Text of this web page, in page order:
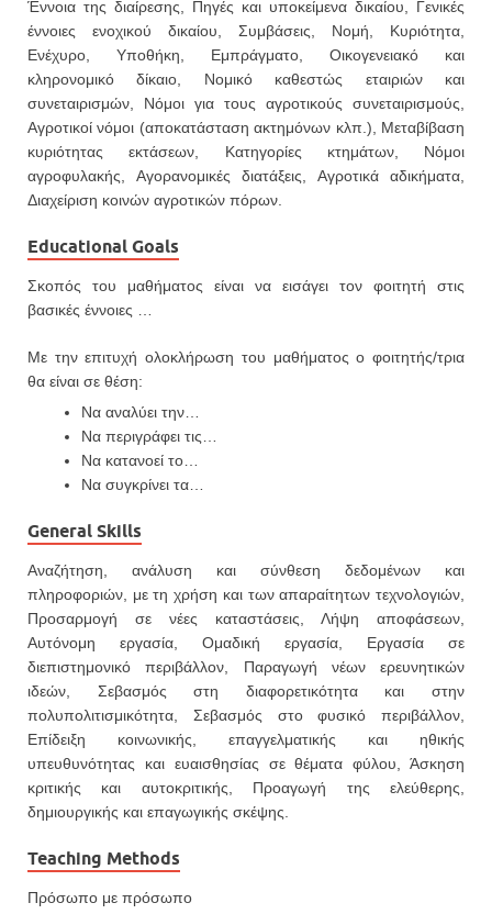
Έννοια της διαίρεσης, Πηγές και υποκείμενα δικαίου, Γενικές
έννοιες ενοχικού δικαίου, Συμβάσεις, Νομή, Κυριότητα,
Ενέχυρο, Υποθήκη, Εμπράγματο, Οικογενειακό και
κληρονομικό δίκαιο, Νομικό καθεστώς εταιριών και
συνεταιρισμών, Νόμοι για τους αγροτικούς συνεταιρισμούς,
Αγροτικοί νόμοι (αποκατάσταση ακτημόνων κλπ.), Μεταβίβαση
κυριότητας εκτάσεων, Κατηγορίες κτημάτων, Νόμοι
αγροφυλακής, Αγορανομικές διατάξεις, Αγροτικά αδικήματα,
Διαχείριση κοινών αγροτικών πόρων.
Educational Goals
Σκοπός του μαθήματος είναι να εισάγει τον φοιτητή στις
βασικές έννοιες …
Με την επιτυχή ολοκλήρωση του μαθήματος ο φοιτητής/τρια
θα είναι σε θέση:
Να αναλύει την…
Να περιγράφει τις…
Να κατανοεί το…
Να συγκρίνει τα…
General Skills
Αναζήτηση, ανάλυση και σύνθεση δεδομένων και
πληροφοριών, με τη χρήση και των απαραίτητων τεχνολογιών,
Προσαρμογή σε νέες καταστάσεις, Λήψη αποφάσεων,
Αυτόνομη εργασία, Ομαδική εργασία, Εργασία σε
διεπιστημονικό περιβάλλον, Παραγωγή νέων ερευνητικών
ιδεών, Σεβασμός στη διαφορετικότητα και στην
πολυπολιτισμικότητα, Σεβασμός στο φυσικό περιβάλλον,
Επίδειξη κοινωνικής, επαγγελματικής και ηθικής
υπευθυνότητας και ευαισθησίας σε θέματα φύλου, Άσκηση
κριτικής και αυτοκριτικής, Προαγωγή της ελεύθερης,
δημιουργικής και επαγωγικής σκέψης.
Teaching Methods
Πρόσωπο με πρόσωπο